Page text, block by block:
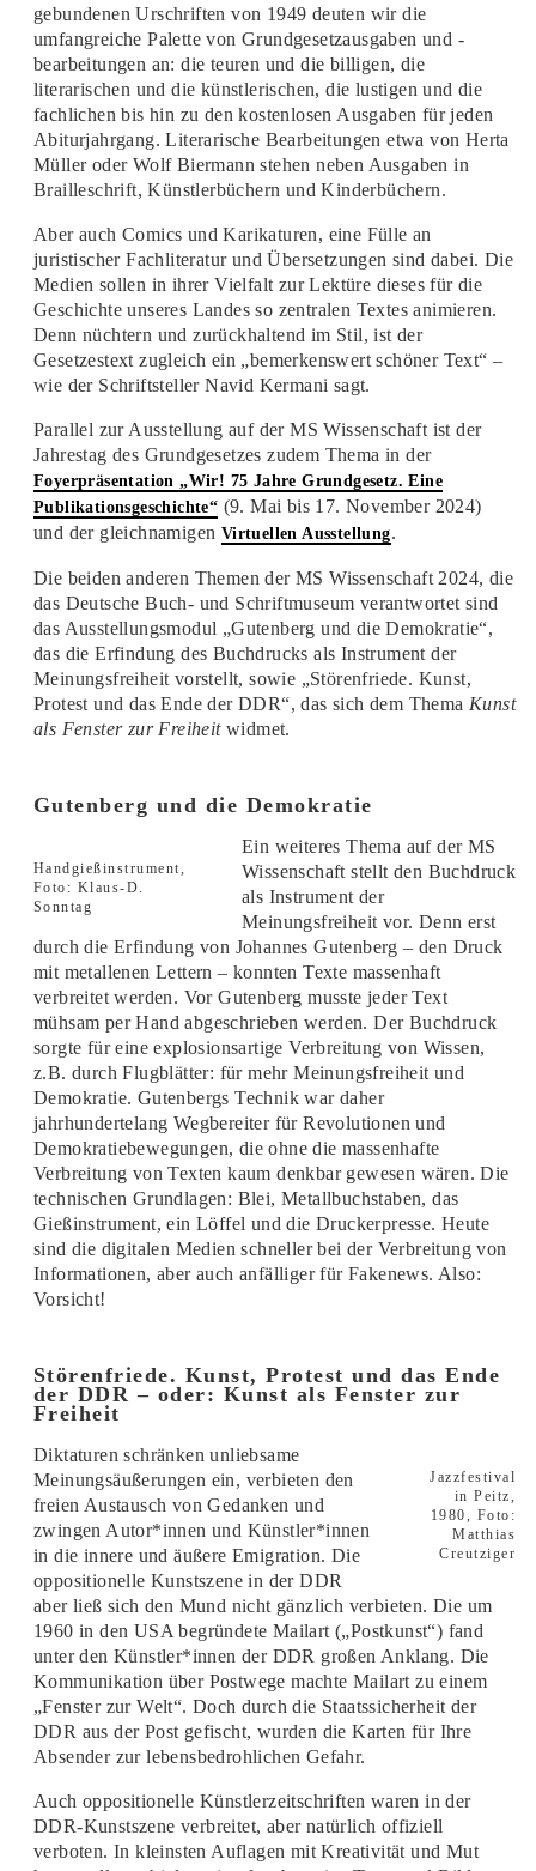
gebundenen Urschriften von 1949 deuten wir die
umfangreiche Palette von Grundgesetzausgaben und -
bearbeitungen an: die teuren und die billigen, die
literarischen und die künstlerischen, die lustigen und die
fachlichen bis hin zu den kostenlosen Ausgaben für jeden
Abiturjahrgang. Literarische Bearbeitungen etwa von Herta
Müller oder Wolf Biermann stehen neben Ausgaben in
Brailleschrift, Künstlerbüchern und Kinderbüchern.
Aber auch Comics und Karikaturen, eine Fülle an
juristischer Fachliteratur und Übersetzungen sind dabei. Die
Medien sollen in ihrer Vielfalt zur Lektüre dieses für die
Geschichte unseres Landes so zentralen Textes animieren.
Denn nüchtern und zurückhaltend im Stil, ist der
Gesetzestext zugleich ein „bemerkenswert schöner Text“ –
wie der Schriftsteller Navid Kermani sagt.
Parallel zur Ausstellung auf der MS Wissenschaft ist der
Jahrestag des Grundgesetzes zudem Thema in der
Foyerpräsentation „Wir! 75 Jahre Grundgesetz. Eine
Publikationsgeschichte“ (9. Mai bis 17. November 2024)
und der gleichnamigen Virtuellen Ausstellung.
Die beiden anderen Themen der MS Wissenschaft 2024, die
das Deutsche Buch- und Schriftmuseum verantwortet sind
das Ausstellungsmodul „Gutenberg und die Demokratie“,
das die Erfindung des Buchdrucks als Instrument der
Meinungsfreiheit vorstellt, sowie „Störenfriede. Kunst,
Protest und das Ende der DDR“, das sich dem Thema Kunst
als Fenster zur Freiheitwidmet.
Gutenberg und die Demokratie
Handgießinstrument,
Foto: Klaus-D.
Sonntag
Ein weiteres Thema auf der MS
Wissenschaft stellt den Buchdruck
als Instrument der
Meinungsfreiheit vor. Denn erst
durch die Erfindung von Johannes Gutenberg – den Druck
mit metallenen Lettern – konnten Texte massenhaft
verbreitet werden. Vor Gutenberg musste jeder Text
mühsam per Hand abgeschrieben werden. Der Buchdruck
sorgte für eine explosionsartige Verbreitung von Wissen,
z.B. durch Flugblätter: für mehr Meinungsfreiheit und
Demokratie. Gutenbergs Technik war daher
jahrhundertelang Wegbereiter für Revolutionen und
Demokratiebewegungen, die ohne die massenhafte
Verbreitung von Texten kaum denkbar gewesen wären. Die
technischen Grundlagen: Blei, Metallbuchstaben, das
Gießinstrument, ein Löffel und die Druckerpresse. Heute
sind die digitalen Medien schneller bei der Verbreitung von
Informationen, aber auch anfälliger für Fakenews. Also:
Vorsicht!
Störenfriede. Kunst, Protest und das Ende
der DDR – oder: Kunst als Fenster zur
Freiheit
Jazzfestival
in Peitz,
1980, Foto:
Matthias
Creutziger
Diktaturen schränken unliebsame
Meinungsäußerungen ein, verbieten den
freien Austausch von Gedanken und
zwingen Autor*innen und Künstler*innen
in die innere und äußere Emigration. Die
oppositionelle Kunstszene in der DDR
aber ließ sich den Mund nicht gänzlich verbieten. Die um
1960 in den USA begründete Mailart („Postkunst“) fand
unter den Künstler*innen der DDR großen Anklang. Die
Kommunikation über Postwege machte Mailart zu einem
„Fenster zur Welt“. Doch durch die Staatssicherheit der
DDR aus der Post gefischt, wurden die Karten für Ihre
Absender zur lebensbedrohlichen Gefahr.
Auch oppositionelle Künstlerzeitschriften waren in der
DDR-Kunstszene verbreitet, aber natürlich offiziell
verboten. In kleinsten Auflagen mit Kreativität und Mut